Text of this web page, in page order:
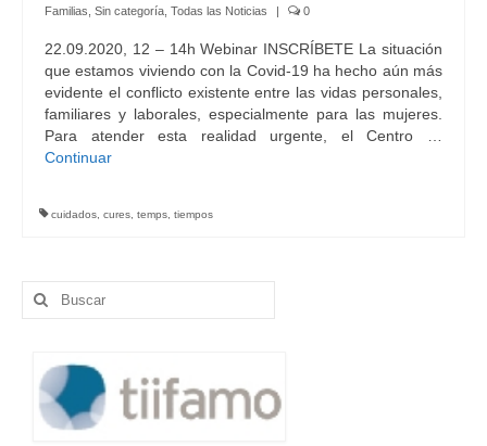
Familias Sin categoría Todas las Noticias | 0
22.09.2020, 12 – 14h Webinar INSCRÍBETE La situación
que estamos viviendo con la Covid-19 ha hecho aún más
evidente el conflicto existente entre las vidas personales,
familiares y laborales, especialmente para las mujeres.
Para atender esta realidad urgente, el Centro …
Continuar
cuidados cures temps tiempos
Buscar
por: